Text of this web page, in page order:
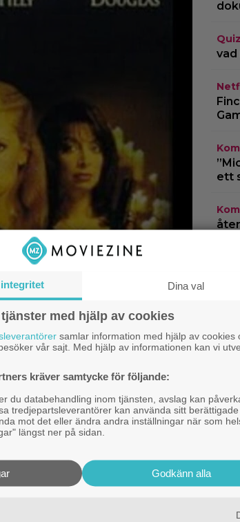
Quiz
vad
ett
3”
Dina val
med hjälp av cookies
samlar information med hjälp av cookies
vår sajt. Med hjälp av informationen kan vi
kräver samtycke för följande:
du databehandling inom tjänsten, avslag kan
tredjepartsleverantörer kan använda sitt
mot det eller ändra andra inställningar när som
längst ner på sidan.
Godkänn alla